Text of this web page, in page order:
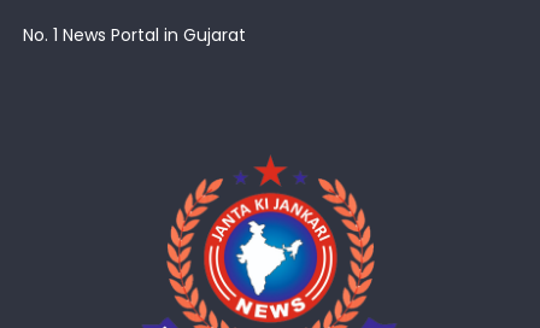
No. 1 News Portal in Gujarat